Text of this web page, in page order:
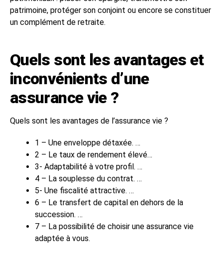
patrimoine, protéger son conjoint ou encore se constituer
un complément de retraite.
Quels sont les avantages et
inconvénients d’une
assurance vie ?
Quels sont les avantages de l’assurance vie ?
1 – Une enveloppe détaxée. …
2 – Le taux de rendement élevé…
3- Adaptabilité à votre profil. …
4 – La souplesse du contrat. …
5- Une fiscalité attractive. …
6 – Le transfert de capital en dehors de la
succession. …
7 – La possibilité de choisir une assurance vie
adaptée à vous.